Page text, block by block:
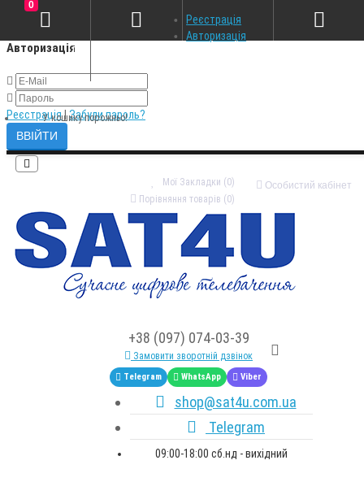
Авторизація
Реєстрація|Забули пароль?
Особистий кабінет
Мої Закладки (0)
Порівняння товарів (0)
+38 (097) 074-03-39
Замовити зворотній дзвінок
Telegram WhatsApp Viber
shop@sat4u.com.ua
Telegram
09:00-18:00 сб.нд - вихідний
Реєстрація
Авторизація
0
У кошику порожньо!